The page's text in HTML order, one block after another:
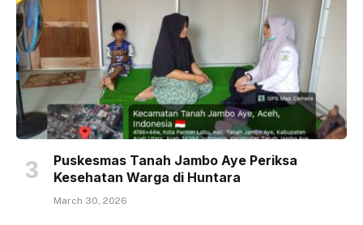
Puskesmas Tanah Jambo Aye Periksa
Kesehatan Warga di Huntara
March 30, 2026